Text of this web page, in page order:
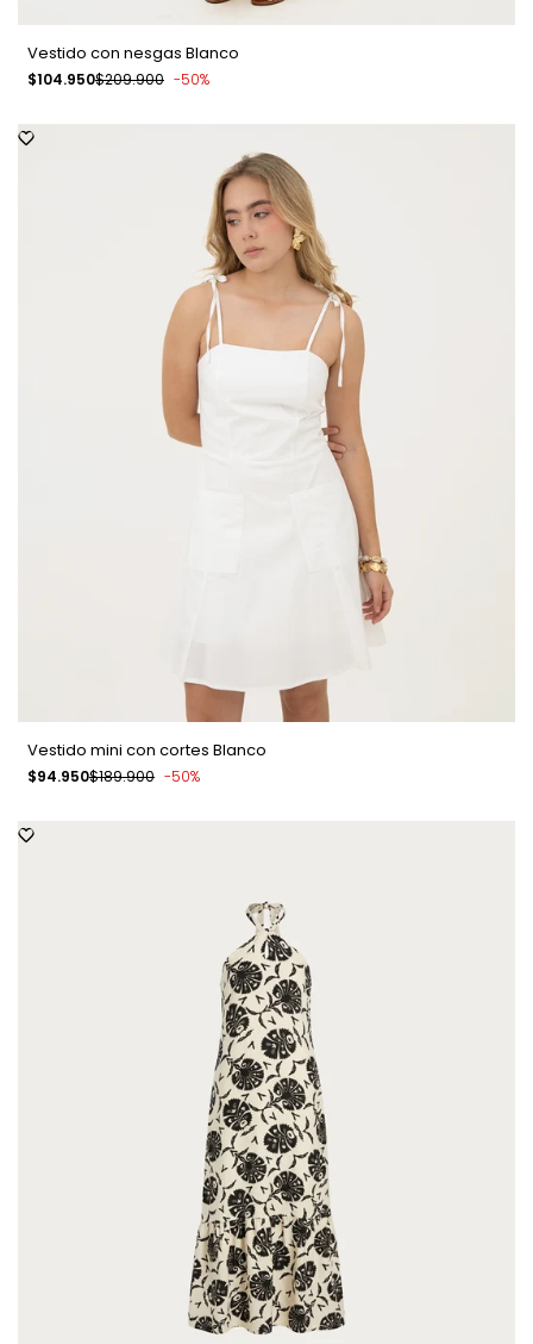
Vestido con nesgas Blanco
Precio
$209.900
Precio
$104.950 -50%
Vestido mini con cortes Blanco
Precio
$189.900
Precio
$94.950 -50%